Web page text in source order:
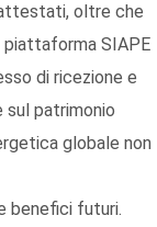
oltre che
piattaforma SIAPE
di ricezione e
patrimonio
globale non
benefici futuri.